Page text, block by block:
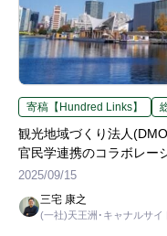
寄稿【Hundred Links】
観光地域づくり法人
官民学連携のコラボレー
戦
2025/09/15
三宅 康之
(一社)天王洲･キャナルサイ